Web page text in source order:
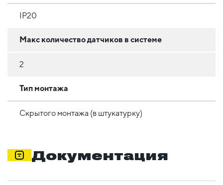
IP20
Макс количество датчиков в системе
2
Тип монтажа
Скрытого монтажа (в штукатурку)
Документация